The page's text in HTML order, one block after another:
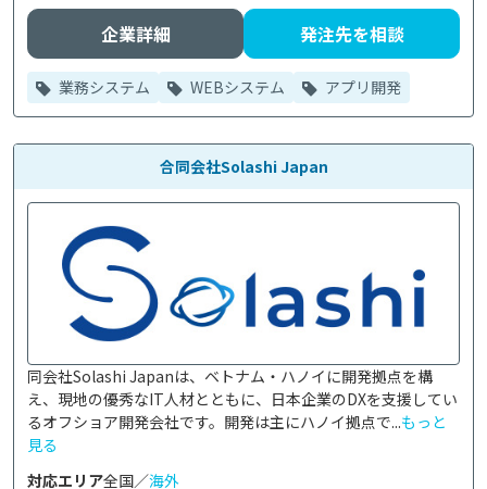
企業詳細 発注先を相談
業務システム WEBシステム アプリ開発
合同会社Solashi Japan
同会社Solashi Japanは、ベトナム・ハノイに開発拠点を構
え、現地の優秀なIT人材とともに、日本企業のDXを支援してい
るオフショア開発会社です。開発は主にハノイ拠点で...もっと
見る
対応エリア全国／海外